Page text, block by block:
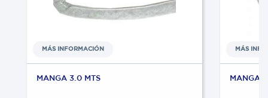
MÁS INFORMACIÓN
MANGA 3.0 MTS
MÁS
MANGA